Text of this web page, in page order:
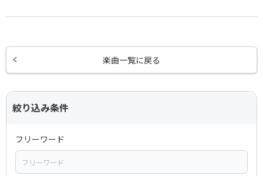
楽曲一覧に戻る
絞り込み条件
フリーワード